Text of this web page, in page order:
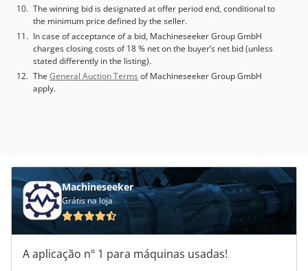
The winning bid is designated at offer period end, conditional to
the minimum price defined by the seller.
In case of acceptance of a bid, Machineseeker Group GmbH
charges closing costs of 18 % net on the buyer’s net bid (unless
stated differently in the listing).
The General Auction Terms of Machineseeker Group GmbH
apply.
Machineseeker
Grátis na loja
A aplicação nº 1 para máquinas usadas!